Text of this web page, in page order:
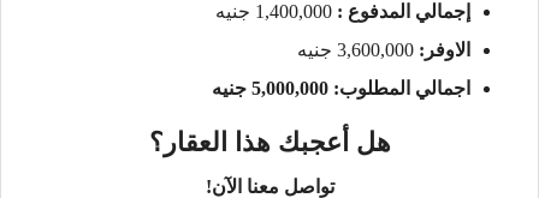
إجمالي المدفوع :
الاوفر: 3,600,000 جنيه
اجمالي المطلوب: 5,000,000 جنيه
هل أعجبك هذا العقار؟
تواصل معنا الآن!